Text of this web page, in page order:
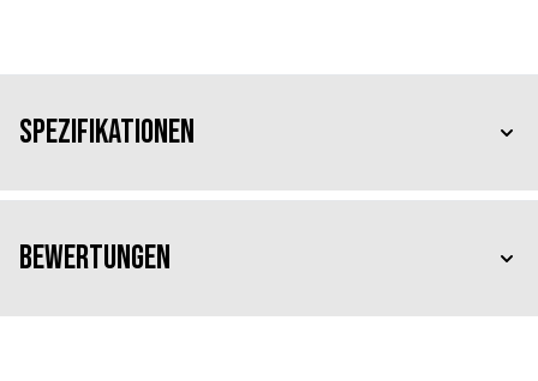
Spezifikationen
Bewertungen